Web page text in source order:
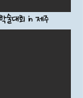
술대회 in 제주